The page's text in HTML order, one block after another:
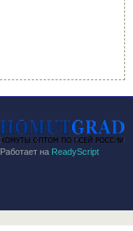
Работает на ReadyScript